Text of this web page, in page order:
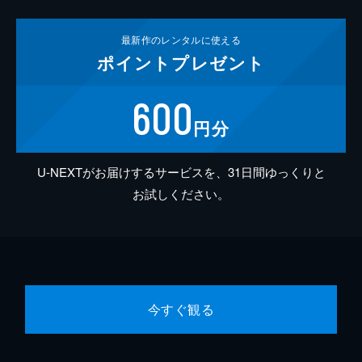
最新作のレンタルに使える
ポイント プレゼント
600円分
U-NEXTがお届けするサービスを、31日間ゆっくりと
お試しください。
今すぐ観る